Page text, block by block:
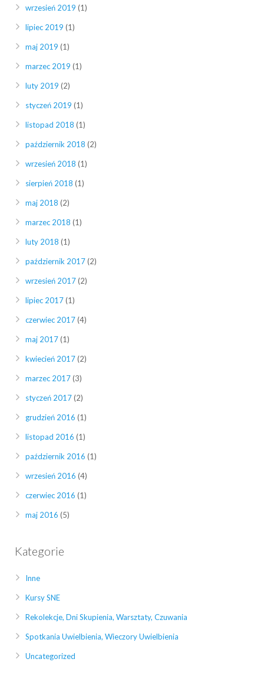
wrzesień 2019 (1)
lipiec 2019 (1)
maj 2019 (1)
marzec 2019 (1)
luty 2019 (2)
styczeń 2019 (1)
listopad 2018 (1)
październik 2018 (2)
wrzesień 2018 (1)
sierpień 2018 (1)
maj 2018 (2)
marzec 2018 (1)
luty 2018 (1)
październik 2017(2)
wrzesień 2017(2)
lipiec 2017(1)
czerwiec 2017(4)
maj 2017(1)
kwiecień 2017(2)
marzec 2017(3)
styczeń 2017(2)
grudzień 2016 (1)
listopad 2016 (1)
październik 2016 (1)
wrzesień 2016 (4)
czerwiec 2016 (1)
maj 2016 (5)
Kategorie
Inne
Kursy SNE
Rekolekcje, Dni Skupienia, Warsztaty, Czuwania
Spotkania Uwielbienia, Wieczory Uwielbienia
Uncategorized